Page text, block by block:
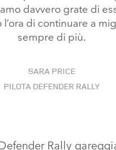
davvero grate di
l’ora di continuare a
sempre di più.
SARA PRICE
PILOTA DEFENDER RALLY
Rally